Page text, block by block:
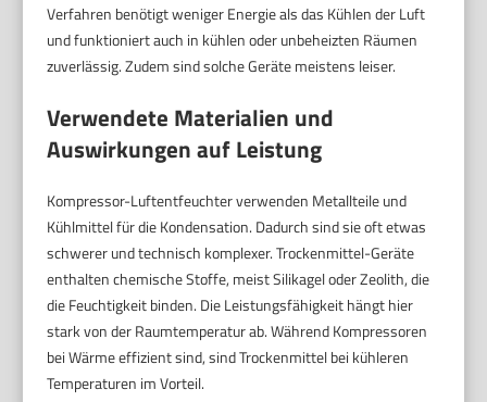
Verfahren benötigt weniger Energie als das Kühlen der Luft
und funktioniert auch in kühlen oder unbeheizten Räumen
zuverlässig. Zudem sind solche Geräte meistens leiser.
Verwendete Materialien und
Auswirkungen auf Leistung
Kompressor-Luftentfeuchter verwenden Metallteile und
Kühlmittel für die Kondensation. Dadurch sind sie oft etwas
schwerer und technisch komplexer. Trockenmittel-Geräte
enthalten chemische Stoffe, meist Silikagel oder Zeolith, die
die Feuchtigkeit binden. Die Leistungsfähigkeit hängt hier
stark von der Raumtemperatur ab. Während Kompressoren
bei Wärme effizient sind, sind Trockenmittel bei kühleren
Temperaturen im Vorteil.